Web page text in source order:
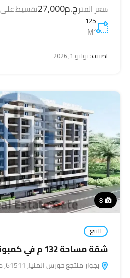
سعر المترج.م27,000 تقسيط على 4 سنوات
125
M²
اضيف:يوليو 1, 2026
8
للبيع
شقة مساحة 132 م في كمبوند Riva Nile للبيع
بجوار منتجع حورس المنيا, 61511, مصر